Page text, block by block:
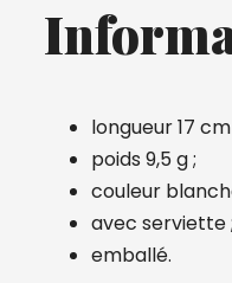
longueur 17 cm
poids 9,5 g ;
couleur
avec serviette ;
emballé.